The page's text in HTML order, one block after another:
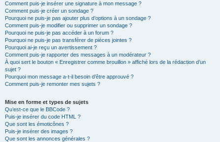
Comment puis-je insérer une signature à mon message ?
Comment puis-je créer un sondage ?
Pourquoi ne puis-je pas ajouter plus d’options à un sondage ?
Comment puis-je modifier ou supprimer un sondage ?
Pourquoi ne puis-je pas accéder à un forum ?
Pourquoi ne puis-je pas transférer de pièces jointes ?
Pourquoi ai-je reçu un avertissement ?
Comment puis-je rapporter des messages à un modérateur ?
À quoi sert le bouton « Enregistrer comme brouillon » affiché lors de la rédaction d’un
sujet ?
Pourquoi mon message a-t-il besoin d’être approuvé ?
Comment puis-je remonter mes sujets ?
Mise en forme et types de sujets
Qu’est-ce que le BBCode ?
Puis-je insérer du code HTML ?
Que sont les émoticônes ?
Puis-je insérer des images ?
Que sont les annonces générales ?